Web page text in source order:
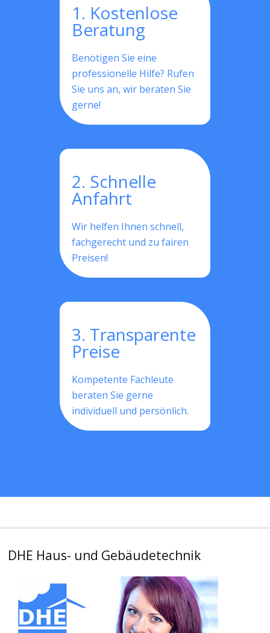
1. Kostenlose
Beratung
Benötigen Sie eine
professionelle Hilfe? Rufen
Sie uns an, wir beraten Sie
gerne!
2. Schnelle
Anfahrt
Wir helfen Ihnen schnell,
fachgerecht und zu fairen
Preisen!
3. Transparente
Preise
Kompetente Fachleute
beraten Sie gerne
individuell und persönlich.
DHE Haus- und Gebäudetechnik